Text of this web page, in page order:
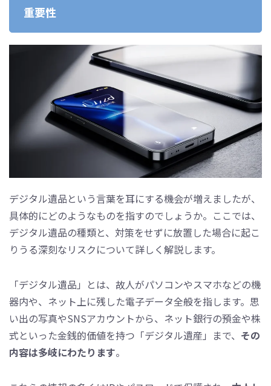
重要性
デジタル遺品という言葉を耳にする機会が増えましたが、
具体的にどのようなものを指すのでしょうか。ここでは、
デジタル遺品の種類と、対策をせずに放置した場合に起こ
りうる深刻なリスクについて詳しく解説します。
「デジタル遺品」とは、故人がパソコンやスマホなどの機
器内や、ネット上に残した電子データ全般を指します。思
い出の写真やSNSアカウントから、ネット銀行の預金や株
式といった金銭的価値を持つ「デジタル遺産」まで、 その
内容は多岐にわたります。